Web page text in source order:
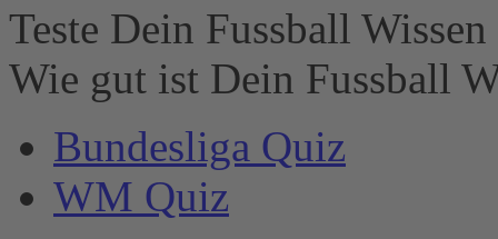
Liste der
verwendeten
hinzuzufügen.
Usercentrics
Consent
Management
Platform&
Teste Dein Fussball
Wie gut ist Dein Fussball
Bundesliga Quiz
WM Quiz